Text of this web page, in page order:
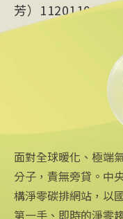
芳）1120110
氣
面對全球暖化、極端
分子，責無旁貸。中
構淨零碳排網站，以
第一手、即時的淨零